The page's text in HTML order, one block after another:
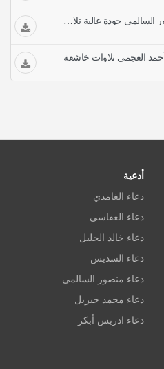
تلاوات مختارة للداعية منصور السالمي جودة عالية تلاوات خاشعة
العجمي تلاوات خاشعة
أدعية
دعاء الغامدي
دعاء العفاسي
دعاء خالد الجليل
دعاء السديس
دعاء منصور السالمي
دعاء محمد جبريل
دعاء ادريس أبكر